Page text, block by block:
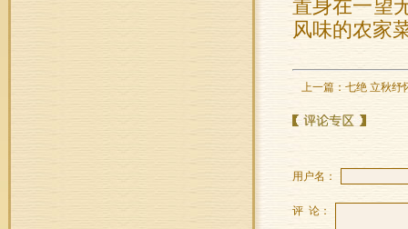
置身在一望
风味的农家
上一篇： 七绝 立秋纾
用户名：
评 论：